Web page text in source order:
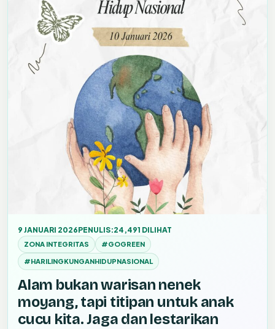
9 JANUARI 2026PENULIS:24,491 DILIHAT
ZONA INTEGRITAS #GOGREEN
#HARILINGKUNGANHIDUPNASIONAL
Alam bukan warisan nenek
moyang, tapi titipan untuk anak
cucu kita. Jaga dan lestarikan